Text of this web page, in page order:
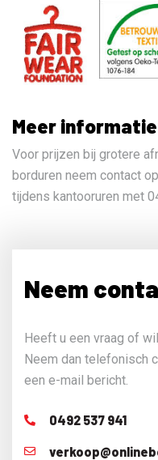
Meer
Voor prijzen bij grotere
borduren neem contact
tijdens kantooruren met
Neem
Heeft u een vraag of
Neem dan telefonisch
een e-mail bericht.
0492 537 941